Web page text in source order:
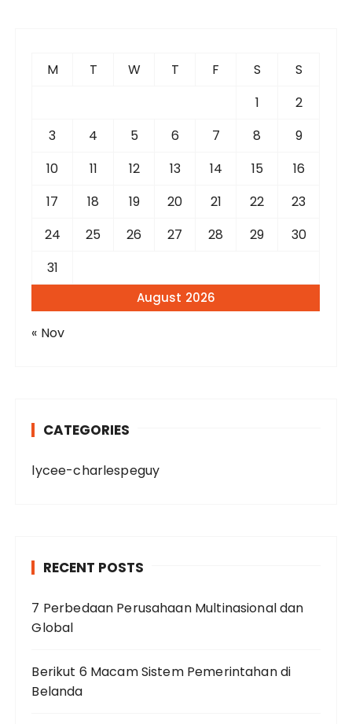
August 2026
M T W T F S
S
1
2
3
4 5 6 7 8
9
10
11 12 13 14 15
16
17
18 19 20 21 22
23
24
25 26 27 28 29
30
31
« Nov
CATEGORIES
lycee-charlespeguy
RECENT POSTS
7 Perbedaan Perusahaan Multinasional dan
Global
Berikut 6 Macam Sistem Pemerintahan di
Belanda